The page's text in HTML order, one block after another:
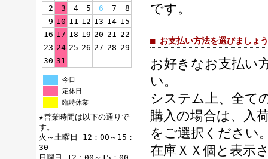
2
3 4 5 6 7
8
9 10 11 12 13 14 15
16 17 18 19 20 21 22
23 24 25 26 27 28 29
30 31
今日
定休日
臨時休業
★営業時間は以下の通りで
す。
火～土曜日 12：00～15：
30
です。
■ お支払い方法を選びましょう
お好きなお支払い
い。
システム上、全て
購入の場合は、入
をご選択ください
在庫ＸＸ個と表示